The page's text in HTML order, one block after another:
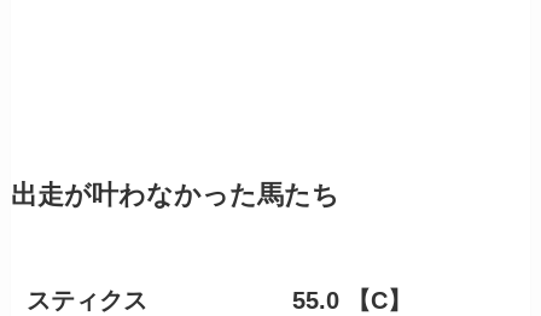
出走が叶わなかった馬たち
スティクス 55.0 【C】